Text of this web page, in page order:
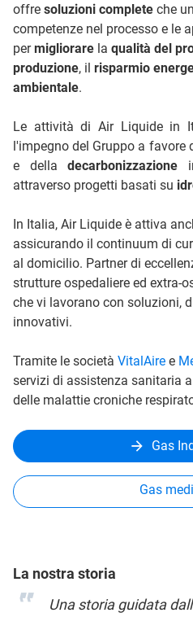
offre soluzioni complete che
competenze nel processo e le
permigliorare la qualità del
produzione, il risparmio
ambientale.
Le attività di Air Liquide in
l'impegno del Gruppo a favore
e delladecarbonizzazione
attraverso progetti basati su
In Italia, Air Liquide è attiva
assicurando il continuum di
al domicilio. Partner di
strutture ospedaliere ed extra-
che vi lavorano con soluzioni,
innovativi.
Tramite le società VitalAire e
servizi di assistenza sanitaria
delle malattie croniche
Gas
Gas
La nostra storia
Una storia guidata